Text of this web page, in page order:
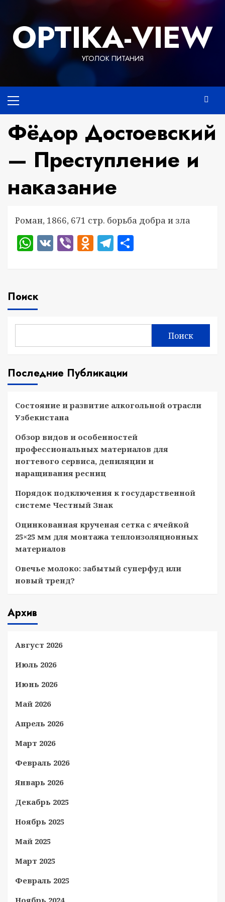
содержимому
OPTIKA-VIEW
УГОЛОК ПИТАНИЯ
меню
Фёдор Достоевский
— Преступление и
наказание
Роман, 1866, 671 стр. борьба добра и зла
WhatsApp
VKViberOdnoklassniki
Telegram
Поиск
Поиск
Последние Публикации
Состояние и развитие алкогольной отрасли
Узбекистана
Обзор видов и особенностей
профессиональных материалов для
ногтевого сервиса, депиляции и
наращивания ресниц
Порядок подключения к государственной
системе Честный Знак
Оцинкованная крученая сетка с ячейкой
25×25 мм для монтажа теплоизоляционных
материалов
Овечье молоко: забытый суперфуд или
новый тренд?
Архив
Август 2026
Июль 2026
Июнь 2026
Май 2026
Апрель 2026
Март 2026
Февраль 2026
Январь 2026
Декабрь 2025
Ноябрь 2025
Май 2025
Март 2025
Февраль 2025
Ноябрь 2024